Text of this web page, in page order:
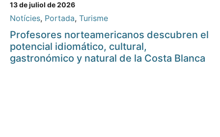
13 de juliol de 2026
Notícies, Portada, Turisme
Profesores norteamericanos descubren el
potencial idiomático, cultural,
gastronómico y natural de la Costa Blanca